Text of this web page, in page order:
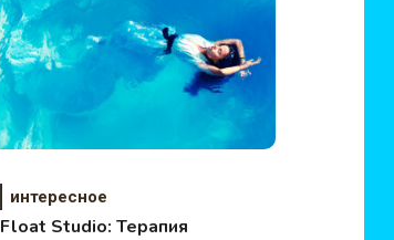
интересное
Float Studio: Терапия